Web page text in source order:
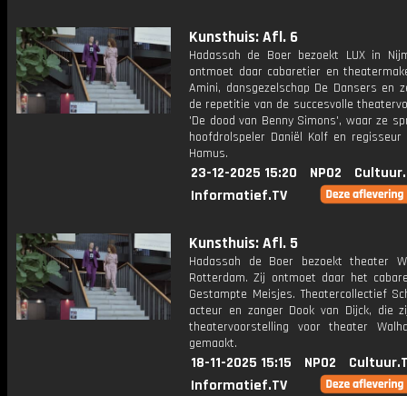
Kunsthuis: Afl. 6
Hadassah de Boer bezoekt LUX in
ontmoet daar cabaretier en
Amini, dansgezelschap De Dansers en
de repetitie van de succesvolle
'De dood van Benny Simons', waar ze
hoofdrolspeler Daniël Kolf en regisseur
Hamus.
23-12-2025 15:20 NPO2
Informatief.TV
Kunsthuis: Afl. 5
Hadassah de Boer bezoekt theater
Rotterdam. Zij ontmoet daar het
Gestampte Meisjes. Theatercollectief
acteur en zanger Dook van Dijck, die
theatervoorstelling voor theater
gemaakt.
18-11-2025 15:15 NPO2
Informatief.TV